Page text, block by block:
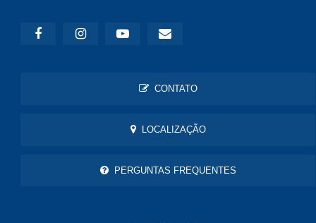
CONTATO
LOCALIZAÇÃO
PERGUNTAS FREQUENTES